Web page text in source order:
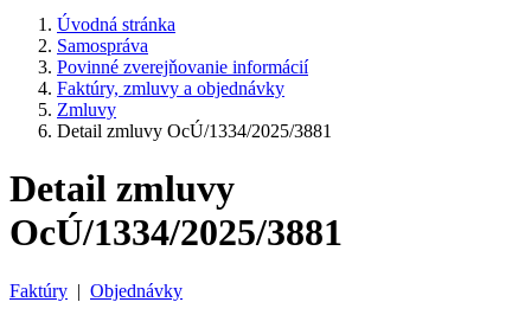
Úvodná stránka
Samospráva
Povinné zverejňovanie informácií
Faktúry, zmluvy a objednávky
Zmluvy
Detail zmluvy OcÚ/1334/2025/3881
Detail zmluvy
OcÚ/1334/2025/3881
Faktúry | Objednávky